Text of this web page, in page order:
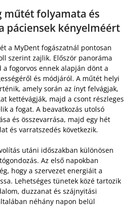
műtét folyamata és
páciensek kényelméért
a MyDent fogászatnál pontosan
szerint zajlik. Először panoráma
fogorvos ennek alapján dönt a
és módjáról. A műtét helyi
amely során az ínyt felvágjak,
kettévágják, majd a csont részleges
a fogat. A beavatkozás utolsó
és összevarrása, majd egy hét
és varratszedés következik.
utáni időszakban különösen
Az első napokban
hogy a szervezet energiáit a
Lehetséges tünetek közé tartozik
duzzanat és szájnyitási
néhány napon belül